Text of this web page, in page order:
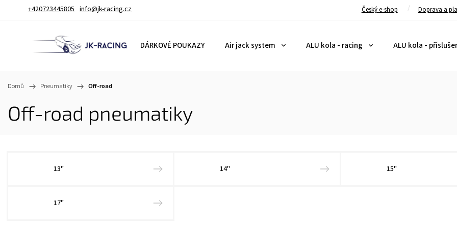
+420723445805 info@jk-racing.cz Český e-shop Doprava a
DÁRKOVÉ POUKAZY Air jack system ALU kola - racing ALU kola -
Domů / Pneumatiky / Off-road
Off-road pneumatiky
13" 14" 15"
17"